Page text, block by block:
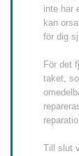
inte har
kan
för dig
För det
taket,
Till slut